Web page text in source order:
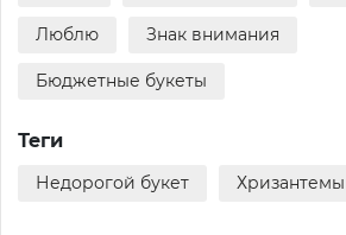
Люблю Знак внимания
Бюджетные букеты
Теги
Недорогой букет Хризантемы